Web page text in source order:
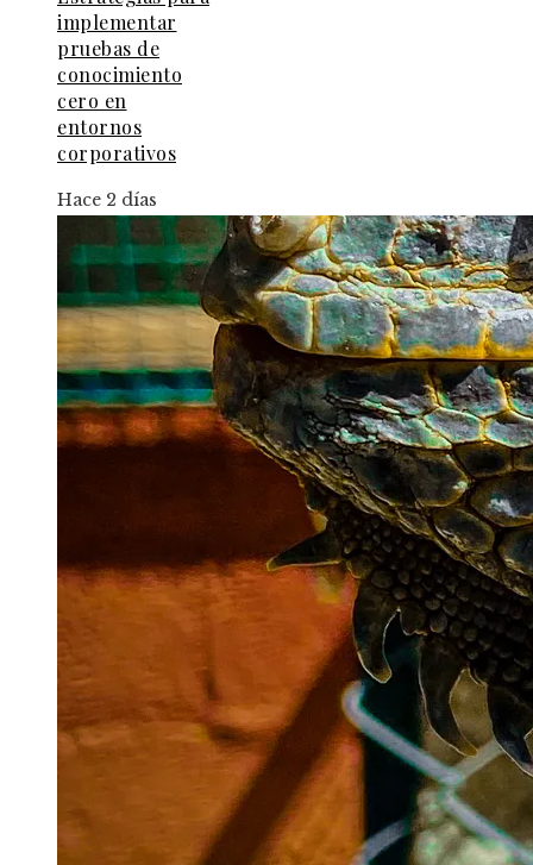
implementar
pruebas de
conocimiento
cero en
entornos
corporativos
Hace 2 días